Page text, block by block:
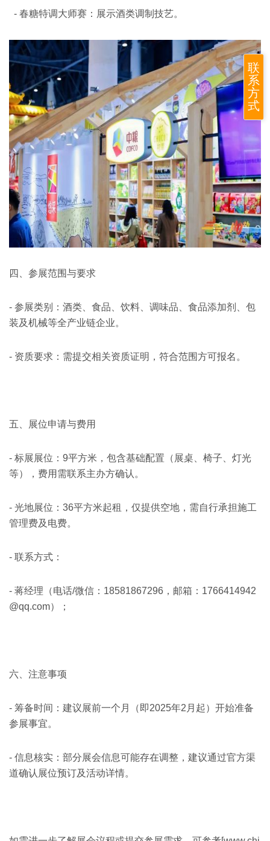
- 春糖特调大师赛：展示酒类调制技艺。
四、参展范围与要求
- 参展类别：酒类、食品、饮料、调味品、食品添加剂、包
装及机械等全产业链企业。
- 资质要求：需提交相关资质证明，符合范围方可报名。
五、展位申请与费用
- 标展展位：9平方米，包含基础配置（展桌、椅子、灯光
等），费用需联系主办方确认。
- 光地展位：36平方米起租，仅提供空地，需自行承担施工
管理费及电费。
- 联系方式：
- 蒋经理（电话/微信：18581867296，邮箱：1766414942
@qq.com）；
六、注意事项
- 筹备时间：建议展前一个月（即2025年2月起）开始准备
参展事宜。
- 信息核实：部分展会信息可能存在调整，建议通过官方渠
道确认展位预订及活动详情。
联
系
方
式